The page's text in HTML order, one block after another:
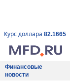
Курс доллара 82.1665
Финансовые
новости